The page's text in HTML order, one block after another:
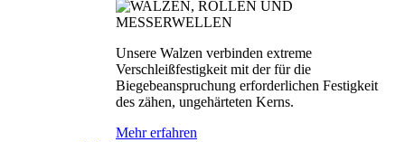
Unsere Walzen verbinden extreme
Verschleißfestigkeit mit der für die
Biegebeanspruchung erforderlichen Festigkeit
des zähen, ungehärteten Kerns.
Mehr erfahren